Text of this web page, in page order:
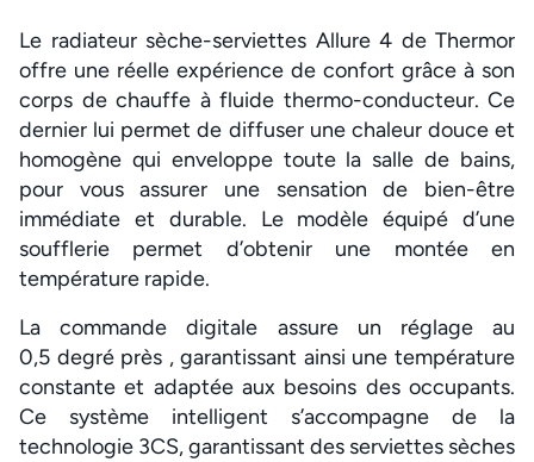
Le radiateur sèche-serviettes Allure 4 de Thermor
offre une réelle expérience de confort grâce à son
corps de chauffe à fluide thermo-conducteur. Ce
dernier lui permet de diffuser une chaleur douce et
homogène qui enveloppe toute la salle de bains,
pour vous assurer une sensation de bien-être
immédiate et durable. Le modèle équipé d’une
soufflerie permet d’obtenir une montée en
température rapide.
La commande digitale assure un réglage au
0,5 degré près , garantissant ainsi une température
constante et adaptée aux besoins des occupants.
Ce système intelligent s’accompagne de la
technologie 3CS, garantissant des serviettes sèches